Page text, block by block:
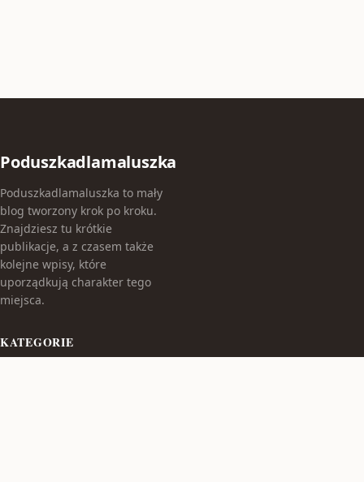
Poduszkadlamaluszka
Poduszkadlamaluszka to mały
blog tworzony krok po kroku.
Znajdziesz tu krótkie
publikacje, a z czasem także
kolejne wpisy, które
uporządkują charakter tego
miejsca.
KATEGORIE